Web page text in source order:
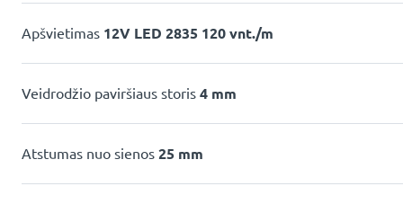
Apšvietimas 12V LED 2835 120 vnt./m
Veidrodžio paviršiaus storis 4 mm
Atstumas nuo sienos 25 mm